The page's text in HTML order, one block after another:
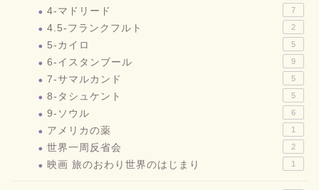
4-マドリード 7
4.5-フランクフルト 2
5-カイロ 5
6-イスタンブール 9
7-サマルカンド 5
8-タシュケント 5
9-ソウル 6
アメリカの薬 1
世界一周反省会 2
映画 旅のおわり世界のはじまり 1